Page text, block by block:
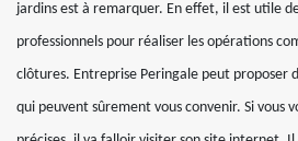
jardins est à remarquer. En effet, il est utile
professionnels pour réaliser les opérations
clôtures. Entreprise Peringale peut proposer
qui peuvent sûrement vous convenir. Si vous